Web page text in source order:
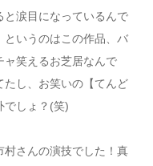
涙目になっているんで
いうのはこの作品、バ
ャ笑えるお芝居なんで
し、お笑いの【てんど
でしょ？(笑)
さんの演技でした！真